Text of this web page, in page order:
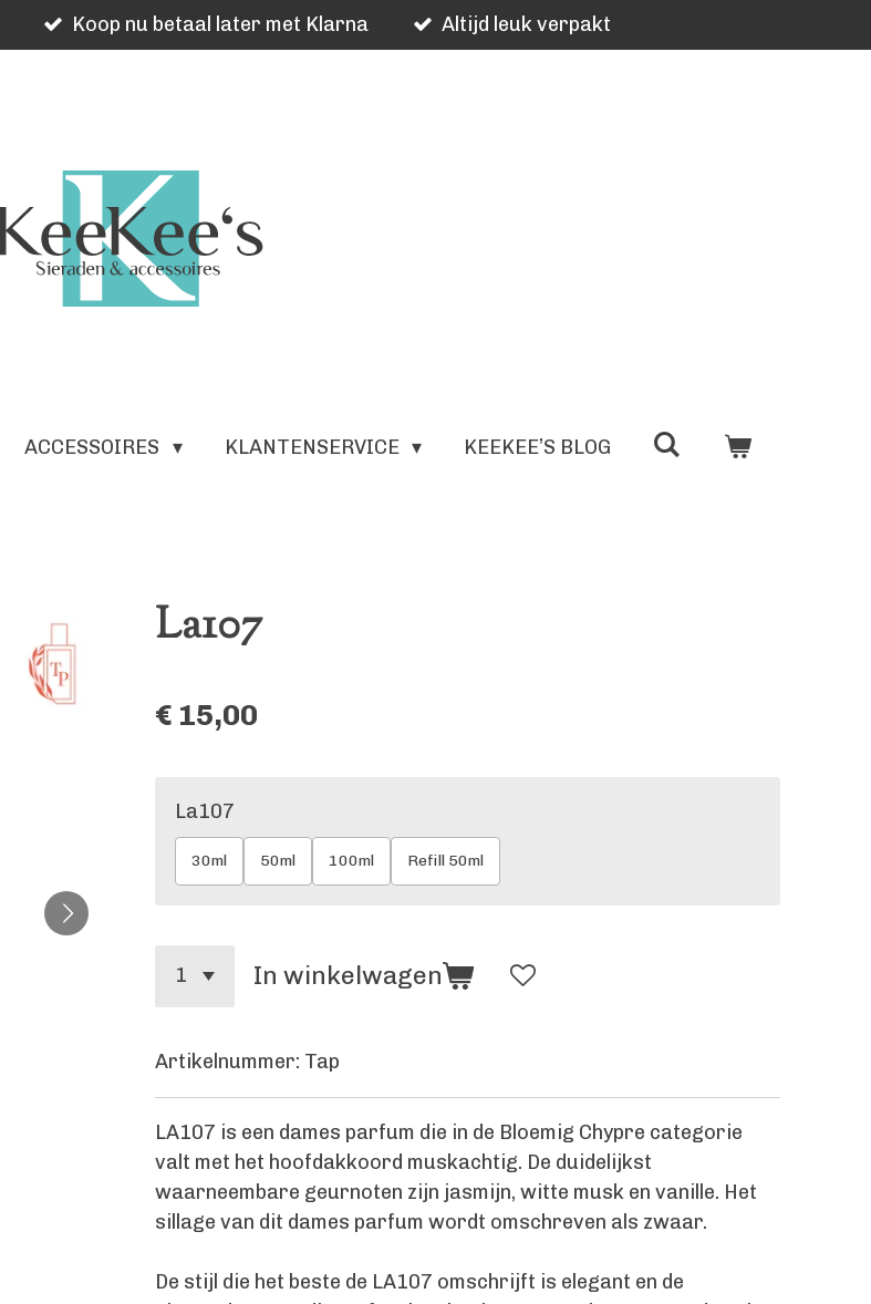
Koop nu betaal later met Klarna Altijd leuk verpakt
ACCESSOIRES KLANTENSERVICE KEEKEE’S BLOG
La107
€ 15,00
La107
30ml 50ml 100ml Refill 50ml
In winkelwagen
Artikelnummer: Tap
LA107 is een dames parfum die in de Bloemig Chypre categorie
valt met het hoofdakkoord muskachtig. De duidelijkst
waarneembare geurnoten zijn jasmijn, witte musk en vanille. Het
sillage van dit dames parfum wordt omschreven als zwaar.
De stijl die het beste de LA107 omschrijft is elegant en de